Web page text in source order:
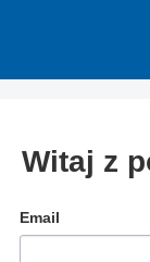
Witaj z
Email